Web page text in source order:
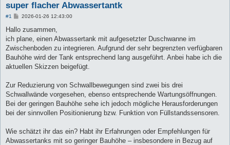
super flacher Abwassertantk
#1
B
i
r
a
2026-01-26 12:43:00
Hallo zusammen,
ich plane, einen Abwassertank mit aufgesetzter Duschwanne im
Zwischenboden zu integrieren. Aufgrund der sehr begrenzten verfügbaren
Bauhöhe wird der Tank entsprechend lang ausgeführt. Anbei habe ich die
aktuellen Skizzen beigefügt.
Zur Reduzierung von Schwallbewegungen sind zwei bis drei
Schwallwände vorgesehen, ebenso entsprechende Wartungsöffnungen.
Bei der geringen Bauhöhe sehe ich jedoch mögliche Herausforderungen
bei der sinnvollen Positionierung bzw. Funktion von Füllstandssensoren.
Wie schätzt ihr das ein? Habt ihr Erfahrungen oder Empfehlungen für
Abwassertanks mit so geringer Bauhöhe – insbesondere in Bezug auf